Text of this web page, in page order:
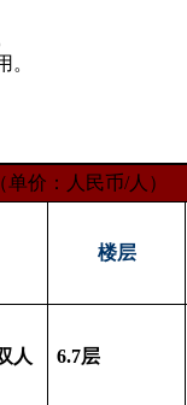
。
（单价：人民币/人）
楼层
人 6.7层